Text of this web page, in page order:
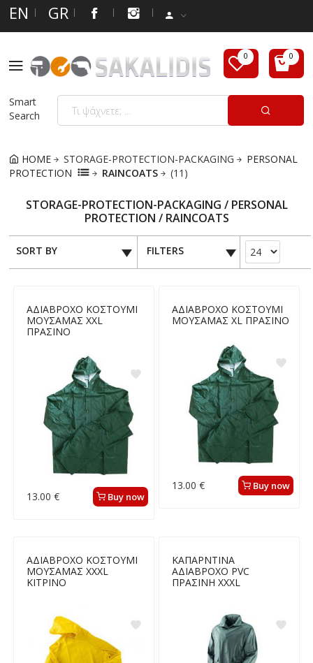
EN GR
Smart
Search
HOME STORAGE-PROTECTION-PACKAGING
PERSONAL
PROTECTION
RAINCOATS (11)
STORAGE-PROTECTION-PACKAGING / PERSONAL
PROTECTION / RAINCOATS
SORT BY FILTERS
ΑΔΙΑΒΡΟΧΟ ΚΟΣΤΟΥΜΙ
ΜΟΥΣΑΜΑΣ ΧXL
ΠΡΑΣΙΝΟ
13.00 € Buy now
ΑΔΙΑΒΡΟΧΟ ΚΟΣΤΟΥΜΙ
ΜΟΥΣΑΜΑΣ XL ΠΡΑΣΙΝΟ
13.00 € Buy now
ΑΔΙΑΒΡΟΧΟ ΚΟΣΤΟΥΜΙ
ΜΟΥΣΑΜΑΣ XΧXL
ΚΙΤΡΙΝΟ
ΚΑΠΑΡΝΤΙΝΑ
ΑΔΙΑΒΡΟΧΟ PVC
ΠΡΑΣΙΝΗ XΧXL